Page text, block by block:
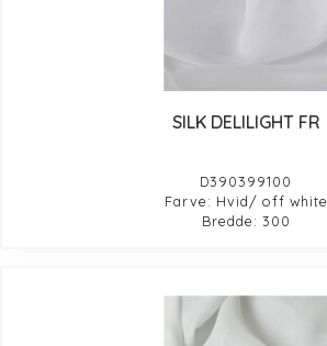
SILK DELILIGHT FR
D390399100
Farve: Hvid/ off white
Bredde: 300